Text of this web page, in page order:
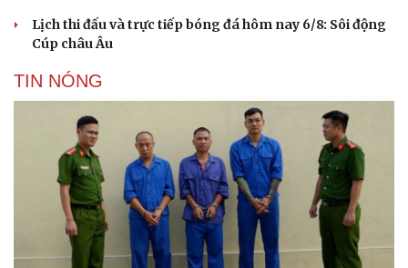
Lịch thi đấu và trực tiếp bóng đá hôm nay 6/8: Sôi động
Cúp châu Âu
TIN NÓNG